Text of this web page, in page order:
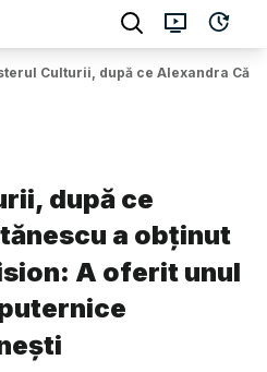
Culturii, după ce Alexandra
după ce
a obținut
A oferit unul